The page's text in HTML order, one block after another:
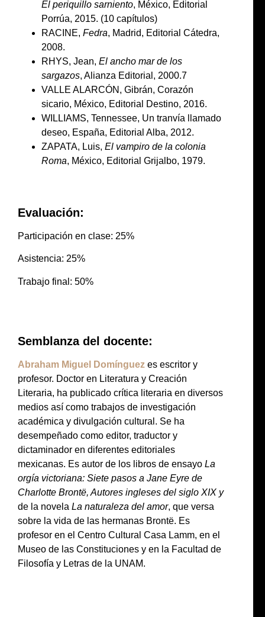
El periquillo sarniento, México, Editorial
Porrúa, 2015. (10 capítulos)
RACINE, Fedra, Madrid, Editorial Cátedra,
2008.
RHYS, Jean, El ancho mar de los
sargazos, Alianza Editorial, 2000.7
VALLE ALARCÓN, Gibrán, Corazón
sicario, México, Editorial Destino, 2016.
WILLIAMS, Tennessee, Un tranvía llamado
deseo, España, Editorial Alba, 2012.
ZAPATA, Luis, El vampiro de la colonia
Roma, México, Editorial Grijalbo, 1979.
Evaluación:
Participación en clase: 25%
Asistencia: 25%
Trabajo final: 50%
Semblanza del docente:
Abraham Miguel Domínguez es escritor y
profesor. Doctor en Literatura y Creación
Literaria, ha publicado crítica literaria en diversos
medios así como trabajos de investigación
académica y divulgación cultural. Se ha
desempeñado como editor, traductor y
dictaminador en diferentes editoriales
mexicanas. Es autor de los libros de ensayo La
orgía victoriana: Siete pasos a Jane Eyre de
Charlotte Brontë, Autores ingleses del siglo XIX y
de la novela La naturaleza del amor, que versa
sobre la vida de las hermanas Brontë. Es
profesor en el Centro Cultural Casa Lamm, en el
Museo de las Constituciones y en la Facultad de
Filosofía y Letras de la UNAM.